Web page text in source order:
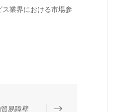
業界における市場参
易障壁